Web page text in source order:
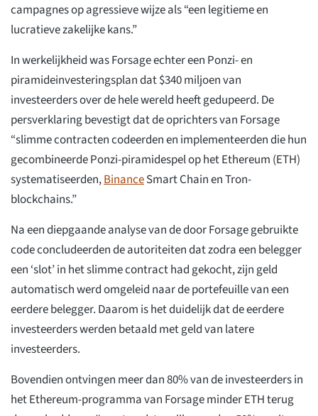
campagnes op agressieve wijze als “een legitieme en
lucratieve zakelijke kans.”
In werkelijkheid was Forsage echter een Ponzi- en
piramideinvesteringsplan dat $340 miljoen van
investeerders over de hele wereld heeft gedupeerd. De
persverklaring bevestigt dat de oprichters van Forsage
“slimme contracten codeerden en implementeerden die hun
gecombineerde Ponzi-piramidespel op het Ethereum (ETH)
systematiseerden,BinanceSmart Chain en Tron-
blockchains.”
Na een diepgaande analyse van de door Forsage gebruikte
code concludeerden de autoriteiten dat zodra een belegger
een ‘slot’ in het slimme contract had gekocht, zijn geld
automatisch werd omgeleid naar de portefeuille van een
eerdere belegger. Daarom is het duidelijk dat de eerdere
investeerders werden betaald met geld van latere
investeerders.
Bovendien ontvingen meer dan 80% van de investeerders in
het Ethereum-programma van Forsage minder ETH terug